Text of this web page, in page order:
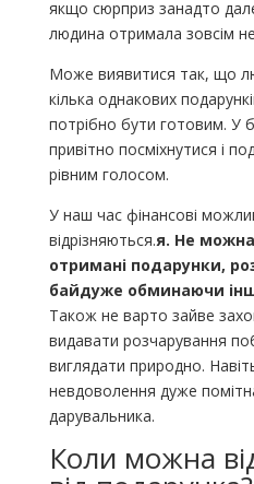
якщо сюрприз занадто
людина отримала зовсім
Може виявитися так, що
кілька однакових
потрібно бути готовим. У
привітно посміхнутися і
рівним голосом.
У наш час фінансові
відрізняються.я. Не
отримані подарунки,
байдуже обминаючи
Також не варто зайве
видавати розчарування
виглядати природно.
невдоволення дуже
дарувальника.
Коли можна